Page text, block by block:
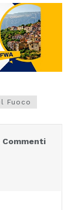
Fuoco
Commenti